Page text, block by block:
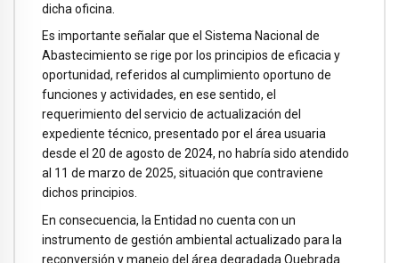
dicha oficina.
Es importante señalar que el Sistema Nacional de
Abastecimiento se rige por los principios de eficacia y
oportunidad, referidos al cumplimiento oportuno de
funciones y actividades, en ese sentido, el
requerimiento del servicio de actualización del
expediente técnico, presentado por el área usuaria
desde el 20 de agosto de 2024, no habría sido atendido
al 11 de marzo de 2025, situación que contraviene
dichos principios.
En consecuencia, la Entidad no cuenta con un
instrumento de gestión ambiental actualizado para la
reconversión y manejo del área degradada Quebrada